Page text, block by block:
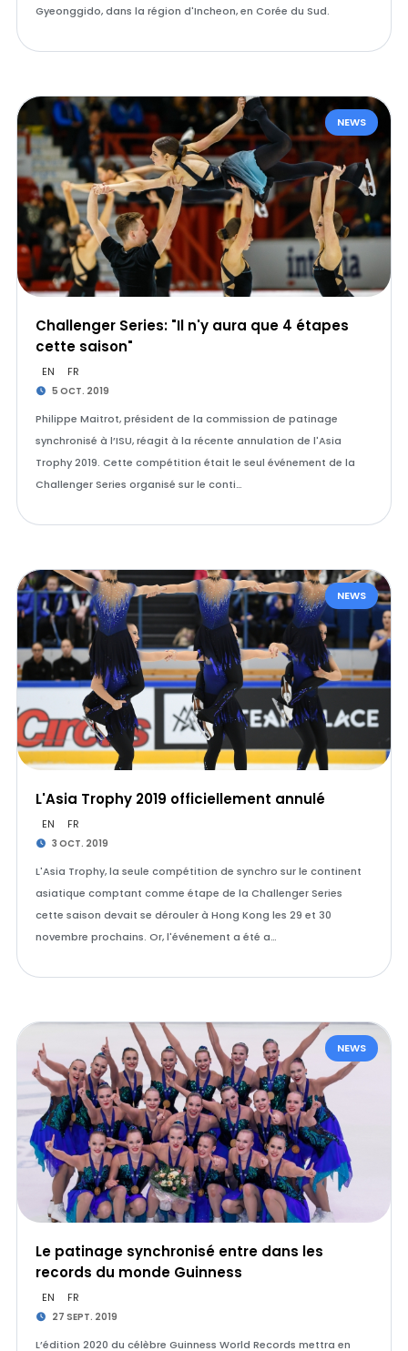
Gyeonggido, dans la région d'Incheon, en Corée du Sud.
NEWS
Challenger Series: "Il n'y aura que 4 étapes
cette saison"
EN FR
5 OCT. 2019
Philippe Maitrot, président de la commission de patinage
synchronisé à l’ISU, réagit à la récente annulation de l'Asia
Trophy 2019. Cette compétition était le seul événement de la
Challenger Series organisé sur le conti…
NEWS
L'Asia Trophy 2019 officiellement annulé
EN FR
3 OCT. 2019
L'Asia Trophy, la seule compétition de synchro sur le continent
asiatique comptant comme étape de la Challenger Series
cette saison devait se dérouler à Hong Kong les 29 et 30
novembre prochains. Or, l'événement a été a…
NEWS
Le patinage synchronisé entre dans les
records du monde Guinness
EN FR
27 SEPT. 2019
L’édition 2020 du célèbre Guinness World Records mettra en